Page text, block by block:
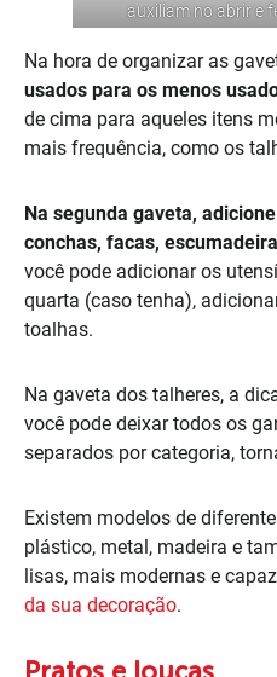
auxiliam no abrir e
Na hora de organizar as
usados para os menos
de cima para aqueles itens
mais frequência, como os
Na segunda gaveta,
conchas, facas,
você pode adicionar os
quarta (caso tenha),
toalhas.
Na gaveta dos talheres, a
você pode deixar todos os
separados por categoria,
Existem modelos de
plástico, metal, madeira e
lisas, mais modernas e
da sua decoração.